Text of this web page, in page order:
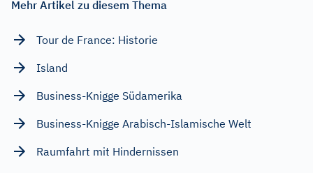
Mehr Artikel zu diesem Thema
Tour de France: Historie
Island
Business-Knigge Südamerika
Business-Knigge Arabisch-Islamische Welt
Raumfahrt mit Hindernissen